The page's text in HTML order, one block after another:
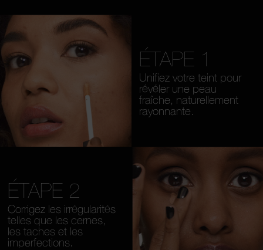
ÉTAPE 1
Unifiez votre teint pour
révéler une peau
fraîche, naturellement
rayonnante.
ÉTAPE 2
Corrigez les irrégularités
telles que les cernes,
les taches et les
imperfections.